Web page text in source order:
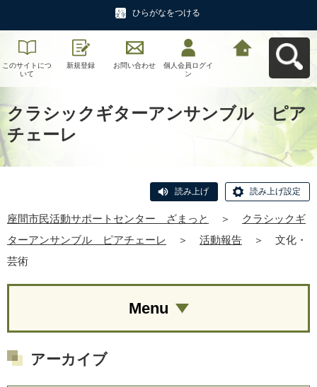
ひらがなをつける
このサイトにつ
いて
新規登録 お問い合わせ
個人会員ログイ
ン
クラシックギターアンサンブル ピア
チェーレ
読み上げ 読み上げ設定
座間市民活動サポートセンター ざまっと ＞
クラシックギ
ターアンサンブル ピアチェーレ
＞ 活動報告 ＞
文化・
芸術
Menu
アーカイブ